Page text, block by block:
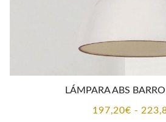
LÁMPARA ABS
197,20€ -